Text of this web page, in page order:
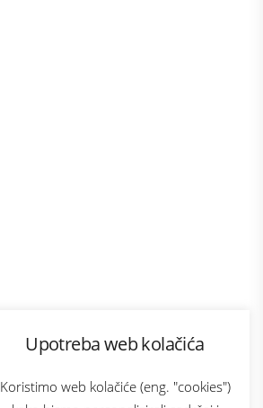
Upotreba web kolačića
Koristimo web kolačiće (eng. "cookies")
Bonus plus
Prijava za newsletter